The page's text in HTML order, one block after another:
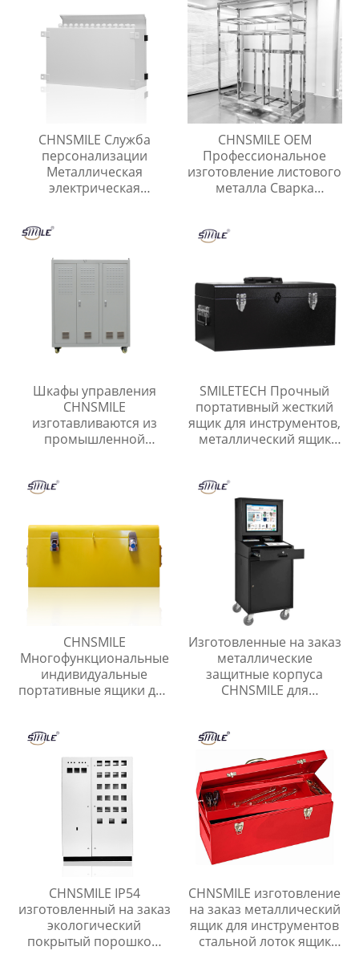
CHNSMILE Служба
персонализации
Металлическая
электрическая
CHNSMILE OEM
Профессиональное
изготовление листового
металла Сварка
по изготовлению
Шкафы управления
CHNSMILE
изготавливаются из
промышленной
и нержавеющей стали.
SMILETECH Прочный
портативный жесткий
ящик для инструментов,
металлический ящик
оборудования
CHNSMILE
Многофункциональные
индивидуальные
портативные ящики для
Металлический ящик
для инструментов.
Изготовленные на заказ
металлические
защитные корпуса
CHNSMILE для
CHNSMILE IP54
изготовленный на заказ
экологический
покрытый порошком
CHNSMILE изготовление
на заказ металлический
ящик для инструментов
стальной лоток ящик